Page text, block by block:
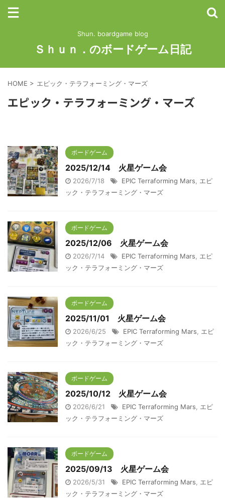
Shun. boardgame blog
Ｓｈｕｎ．のボードゲーム日記
HOME > エピック・テラフォーミング・マーズ
エピック・テラフォーミング・マーズ
ボードゲーム
2025/12/14 火星ゲーム会
2026/7/18 EPIC Terraforming Mars
エピ
ック・テラフォーミング・マーズ
ボードゲーム
2025/12/06 火星ゲーム会
2026/7/14 EPIC Terraforming Mars
エピ
ック・テラフォーミング・マーズ
ボードゲーム
2025/11/01 火星ゲーム会
2026/6/25 EPIC Terraforming Mars
エピ
ック・テラフォーミング・マーズ
ボードゲーム
2025/10/12 火星ゲーム会
2026/6/21 EPIC Terraforming Mars
エピ
ック・テラフォーミング・マーズ
ボードゲーム
2025/09/13 火星ゲーム会
2026/5/31 EPIC Terraforming Mars
エピ
ック・テラフォーミング・マーズ